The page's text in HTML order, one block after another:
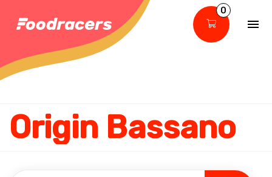
0
Origin Bassano